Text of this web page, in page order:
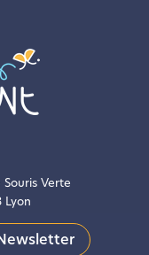
Verte
Lyon